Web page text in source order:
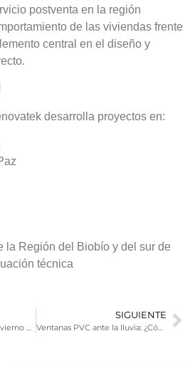
postventa en la región
de las viviendas frente
central en el diseño y
desarrolla proyectos en:
la Región del Biobío y del sur de
técnica
SIGUIENTE
Ventanas PVC ante la lluvia: ¿Cómo responden?